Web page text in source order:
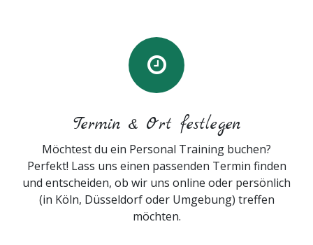
Termin & Ort festlegen
Möchtest du ein Personal Training buchen?
Perfekt! Lass uns einen passenden Termin finden
und entscheiden, ob wir uns online oder persönlich
(in Köln, Düsseldorf oder Umgebung) treffen
möchten.